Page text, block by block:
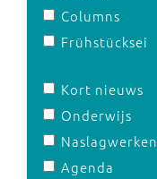
Columns
Frühstücksei
Kort nieuws
Onderwijs
Naslagwerken
Agenda